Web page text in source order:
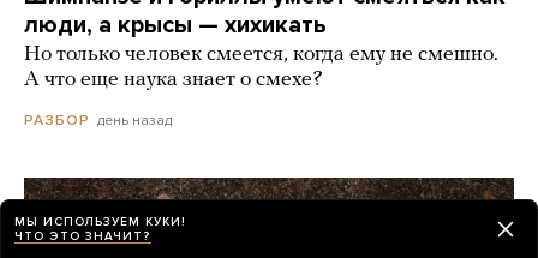
люди, а крысы — хихикать
Но только человек смеется, когда ему не смешно.
А что еще наука знает о смехе?
РАЗБОР день назад
МЫ ИСПОЛЬЗУЕМ КУКИ!
ЧТО ЭТО ЗНАЧИТ?